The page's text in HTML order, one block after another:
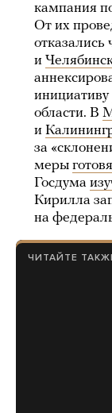
кампания
От их
отказались
и
инициативу
области. В
и
за
меры
Госдума
Кирилла
на
ЧИТАЙТЕ